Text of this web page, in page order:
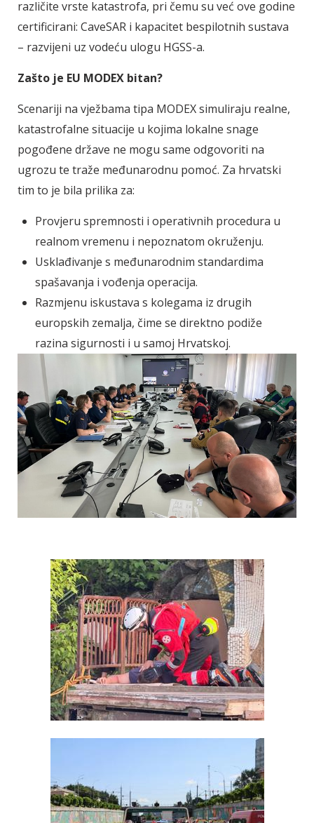
različite vrste katastrofa, pri čemu su već ove godine
certificirani: CaveSAR i kapacitet bespilotnih sustava
– razvijeni uz vodeću ulogu HGSS-a.
Zašto je EU MODEX bitan?
Scenariji na vježbama tipa MODEX simuliraju realne,
katastrofalne situacije u kojima lokalne snage
pogođene države ne mogu same odgovoriti na
ugrozu te traže međunarodnu pomoć. Za hrvatski
tim to je bila prilika za:
Provjeru spremnosti i operativnih procedura u
realnom vremenu i nepoznatom okruženju.
Usklađivanje s međunarodnim standardima
spašavanja i vođenja operacija.
Razmjenu iskustava s kolegama iz drugih
europskih zemalja, čime se direktno podiže
razina sigurnosti i u samoj Hrvatskoj.